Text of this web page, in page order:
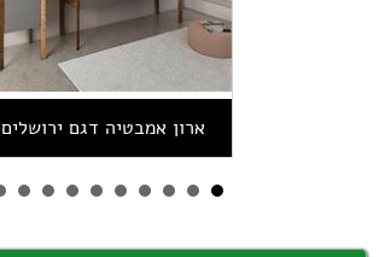
ארון אמבטיה דגם ירושלים